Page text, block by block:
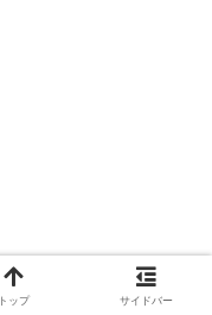
トップ サイドバー